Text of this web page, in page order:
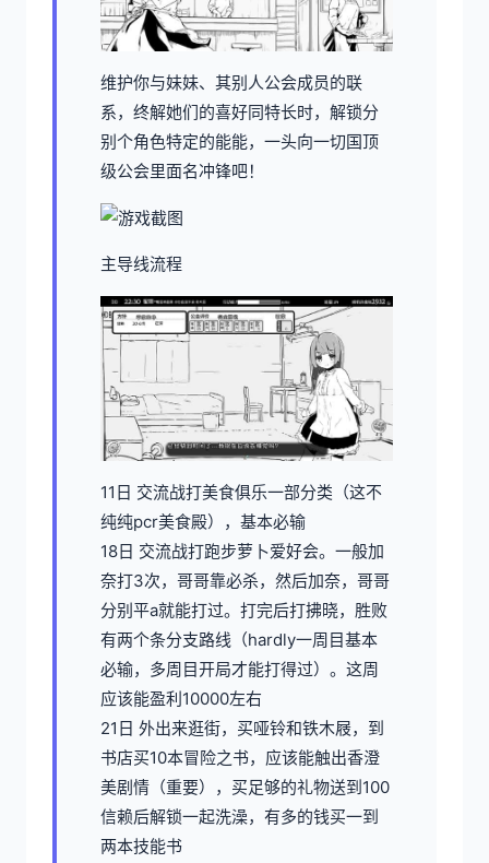
维护你与妹妹、其别人公会成员的联
系，终解她们的喜好同特长时，解锁分
别个角色特定的能能，一头向一切国顶
级公会里面名冲锋吧！
主导线流程
11日 交流战打美食俱乐一部分类（这不
纯纯pcr美食殿），基本必输
18日 交流战打跑步萝卜爱好会。一般加
奈打3次，哥哥靠必杀，然后加奈，哥哥
分别平a就能打过。打完后打拂晓，胜败
有两个条分支路线（hardly一周目基本
必输，多周目开局才能打得过）。这周
应该能盈利10000左右
21日 外出来逛街，买哑铃和铁木屐，到
书店买10本冒险之书，应该能触出香澄
美剧情（重要），买足够的礼物送到100
信赖后解锁一起洗澡，有多的钱买一到
两本技能书